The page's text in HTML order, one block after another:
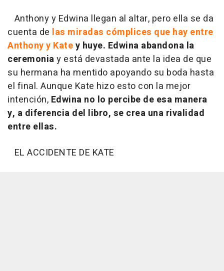
Anthony y Edwina llegan al altar, pero ella se da
cuenta de las miradas cómplices que hay entre
Anthony y Katey huye. Edwina abandona la
ceremoniay está devastada ante la idea de que
su hermana ha mentido apoyando su boda hasta
el final. Aunque Kate hizo esto con la mejor
intención, Edwina no lo percibe de esa manera
y, a diferencia del libro, se crea una rivalidad
entre ellas.
EL ACCIDENTE DE KATE